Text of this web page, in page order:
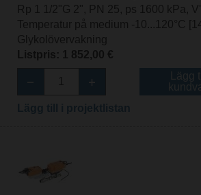
Rp 1 1/2"G 2", PN 25, ps 1600 kPa,
Temperatur på medium -10...120°C
Glykolövervakning
Listpris: 1 852,00 €